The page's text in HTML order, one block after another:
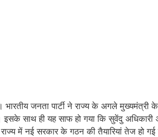
भारतीय जनता पार्टी ने राज्य के अगले
साथ ही यह साफ हो गया कि सुवेंदु अधिकारी
में नई सरकार के गठन की तैयारियां तेज हो गई